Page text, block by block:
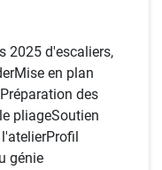
2025 d'escaliers,
en plan
des
pliageSoutien
génie